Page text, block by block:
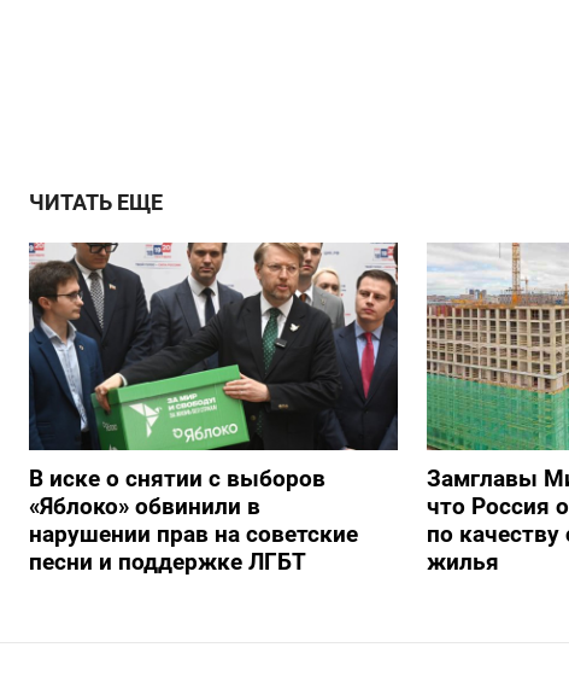
ЧИТАТЬ ЕЩЕ
В иске о снятии с выборов
«Яблоко» обвинили в
нарушении прав на советские
песни и поддержке ЛГБТ
Замглавы
что Россия
по
жилья